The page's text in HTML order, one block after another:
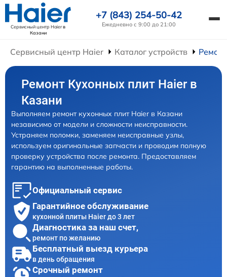
Сервисный центр Haierв
Казани
+7 (843) 254-50-42
Ежедневно с 9:00 до 21:00
Сервисный центр Haier Каталог устройств
Ремонт Кухонных плит Haier в
Казани
Выполняем ремонт кухонных плит Haier в Казани
независимо от модели и сложности неисправности.
Устраняем поломки, заменяем неисправные узлы,
используем оригинальные запчасти и проводим полную
проверку устройства после ремонта. Предоставляем
гарантию на выполненные работы.
Официальный сервис
Гарантийное обслуживание
кухонной плиты Haier до 3 лет
Диагностика за наш счет,
ремонт по желанию
Бесплатный выезд курьера
в день обращения
Срочный ремонт